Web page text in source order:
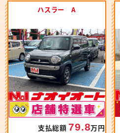
ハスラー A
支払総額 79.8万円